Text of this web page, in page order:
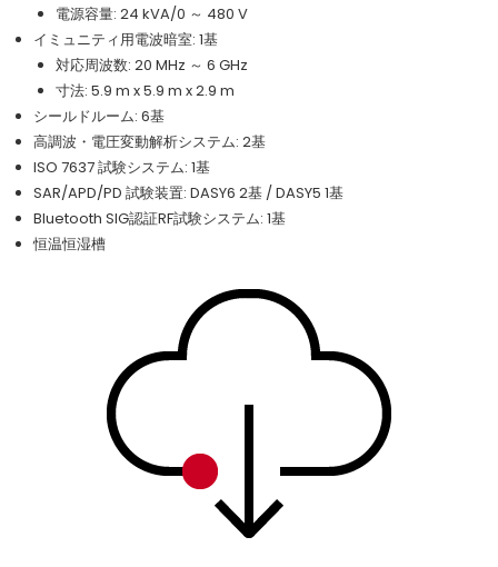
電源容量: 24 kVA/0 ～ 480 V
イミュニティ用電波暗室: 1基
対応周波数: 20 MHz ～ 6 GHz
寸法: 5.9 m x 5.9 m x 2.9 m
シールドルーム: 6基
高調波・電圧変動解析システム: 2基
ISO 7637 試験システム: 1基
SAR/APD/PD 試験装置: DASY6 2基 / DASY5 1基
Bluetooth SIG認証RF試験システム: 1基
恒温恒湿槽